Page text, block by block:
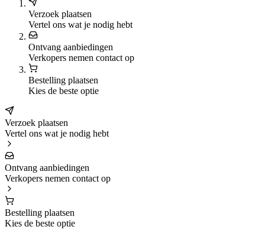
Verzoek plaatsen
Vertel ons wat je nodig hebt
Ontvang aanbiedingen
Verkopers nemen contact op
Bestelling plaatsen
Kies de beste optie
Verzoek plaatsen
Vertel ons wat je nodig hebt
Ontvang aanbiedingen
Verkopers nemen contact op
Bestelling plaatsen
Kies de beste optie